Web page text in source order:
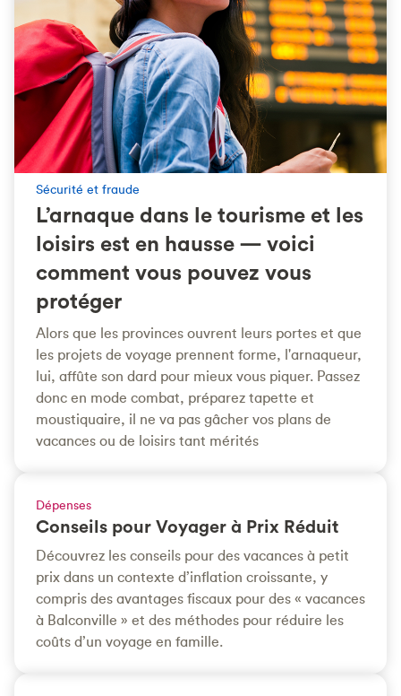
Sécurité et fraude
L’arnaque dans le tourisme et les
loisirs est en hausse — voici
comment vous pouvez vous
protéger
Alors que les provinces ouvrent leurs portes et que
les projets de voyage prennent forme, l'arnaqueur,
lui, affûte son dard pour mieux vous piquer. Passez
donc en mode combat, préparez tapette et
moustiquaire, il ne va pas gâcher vos plans de
vacances ou de loisirs tant mérités
Dépenses
Conseils pour Voyager à Prix Réduit
Découvrez les conseils pour des vacances à petit
prix dans un contexte d’inflation croissante, y
compris des avantages fiscaux pour des « vacances
à Balconville » et des méthodes pour réduire les
coûts d’un voyage en famille.